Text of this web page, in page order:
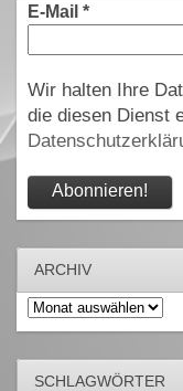
E-Mail *
Wir halten Ihre
die diesen Dienst
ARCHIV
Archiv
SCHLAGWÖRTER